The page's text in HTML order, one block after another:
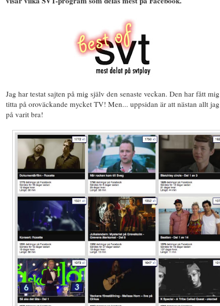
Jag har testat sajten på mig själv den senaste veckan. Den har fått
titta på oroväckande mycket TV! Men... uppsidan är att nästan allt
på varit bra!